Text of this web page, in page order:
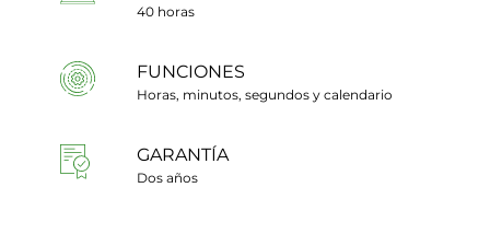
40 horas
FUNCIONES
Horas, minutos, segundos y calendario
GARANTÍA
Dos años